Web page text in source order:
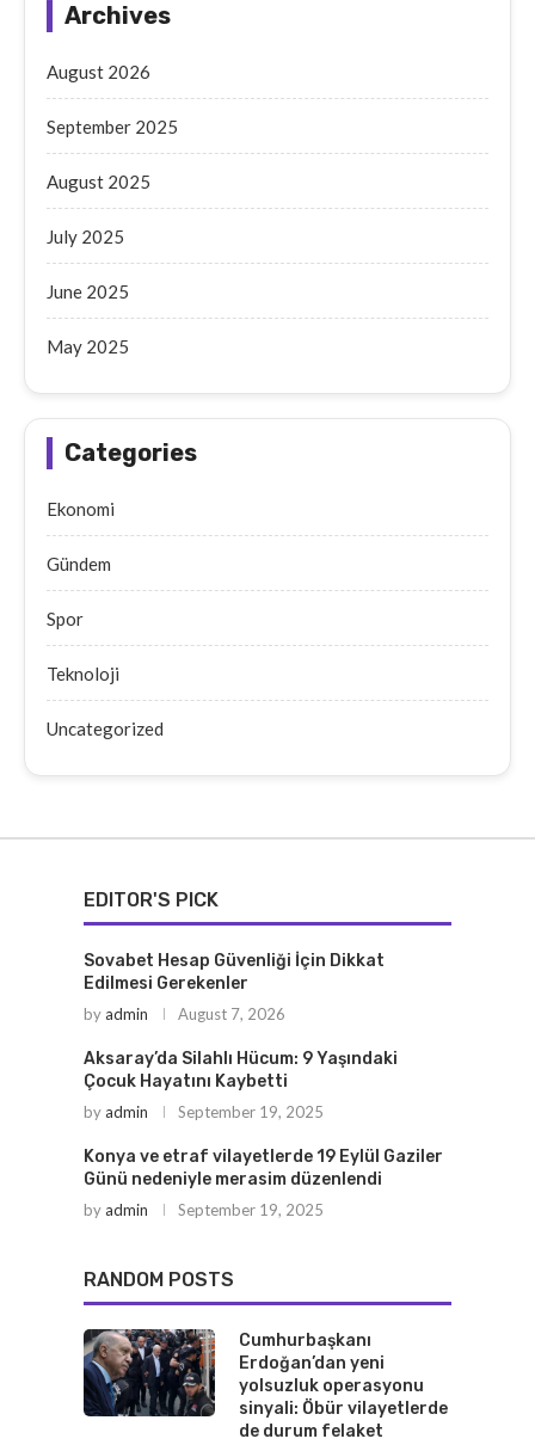
Archives
August 2026
September 2025
August 2025
July 2025
June 2025
May 2025
Categories
Ekonomi
Gündem
Spor
Teknoloji
Uncategorized
EDITOR'S PICK
Sovabet Hesap Güvenliği İçin Dikkat
Edilmesi Gerekenler
byadmin August 7, 2026
Aksaray’da Silahlı Hücum: 9 Yaşındaki
Çocuk Hayatını Kaybetti
byadmin September 19, 2025
Konya ve etraf vilayetlerde 19 Eylül Gaziler
Günü nedeniyle merasim düzenlendi
byadmin September 19, 2025
RANDOM POSTS
Cumhurbaşkanı
Erdoğan’dan yeni
yolsuzluk operasyonu
sinyali: Öbür vilayetlerde
de durum felaket